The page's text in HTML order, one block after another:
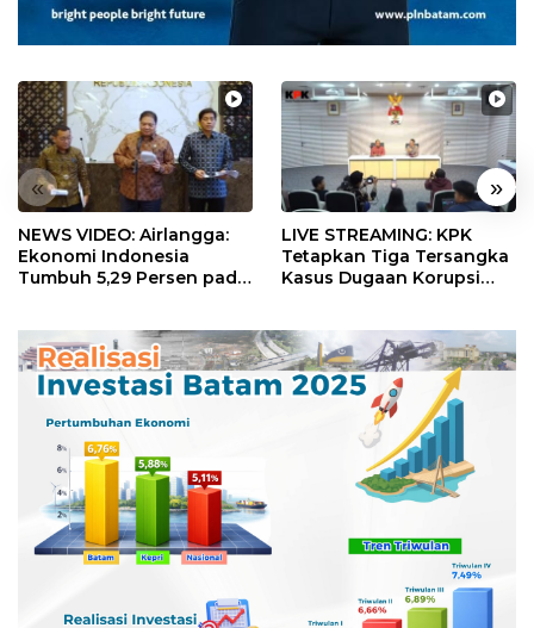
« »
NEWS VIDEO: Airlangga:
Ekonomi Indonesia
Tumbuh 5,29 Persen pada
LIVE STREAMING: KPK
Tetapkan Tiga Tersangka
Kasus Dugaan Korupsi